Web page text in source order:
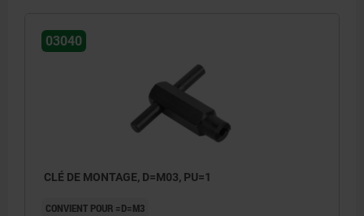
03040
CLÉ DE MONTAGE, D=M03, PU=1
CONVIENT POUR =D=M3